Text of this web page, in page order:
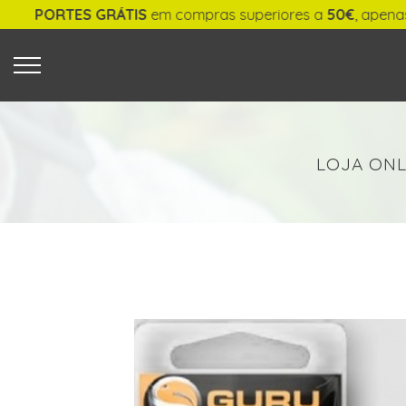
O QUE PROCURA?
GRÁTISem compras superiores a50€, apenas para
LOJA